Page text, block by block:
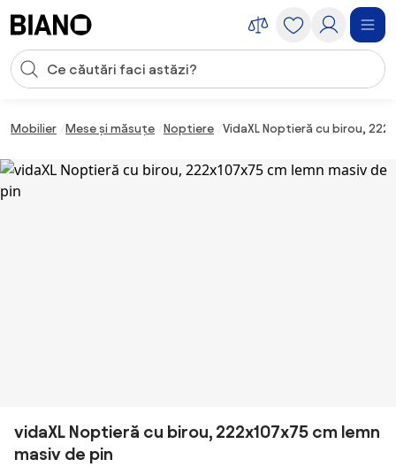
Introducerea căutării
Mobilier Mese și măsuțe Noptiere VidaXL Noptieră cu birou,
vidaXL Noptieră cu birou, 222x107x75 cm lemn
masiv de pin